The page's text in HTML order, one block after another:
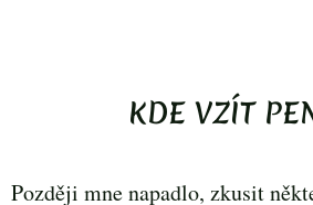
KDE VZÍT
Později mne napadlo, zkusit